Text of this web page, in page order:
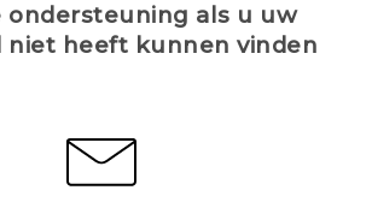
ondersteuning als u uw
niet heeft kunnen vinden